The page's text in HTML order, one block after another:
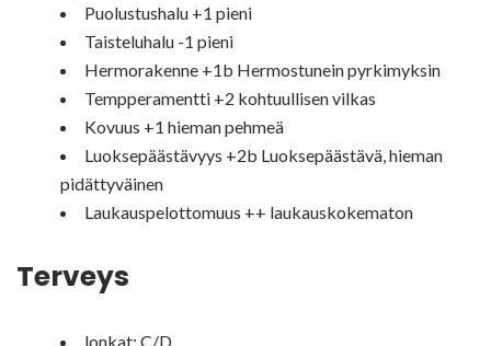
Puolustushalu +1 pieni
Taisteluhalu -1 pieni
Hermorakenne +1b Hermostunein pyrkimyksin
Tempperamentti +2 kohtuullisen vilkas
Kovuus +1 hieman pehmeä
Luoksepäästävyys +2b Luoksepäästävä, hieman
pidättyväinen
Laukauspelottomuus ++ laukauskokematon
Terveys
lonkat: C/D